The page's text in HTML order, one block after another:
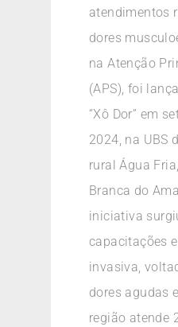
atendimentos
dores
na Atenção
(APS), foi
“Xô Dor” em
2024, na UBS
rural Água
Branca do
iniciativa
capacitações
invasiva,
dores agudas
região atende